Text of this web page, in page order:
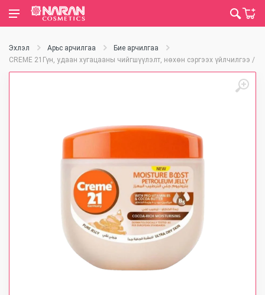
Эхлэл Арьс арчилгаа
Бие арчилгаа
CREME 21Гүн, удаан хугацааны чийгшүүлэлт, нөхөн сэргээх үйлчилгээ /